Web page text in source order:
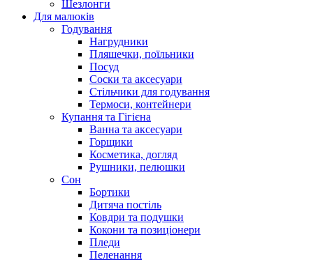
Шезлонги
Для малюків
Годування
Нагрудники
Пляшечки, поїльники
Посуд
Соски та аксесуари
Стільчики для годування
Термоси, контейнери
Купання та Гігієна
Ванна та аксесуари
Горщики
Косметика, догляд
Рушники, пелюшки
Сон
Бортики
Дитяча постіль
Ковдри та подушки
Кокони та позиціонери
Пледи
Пеленання